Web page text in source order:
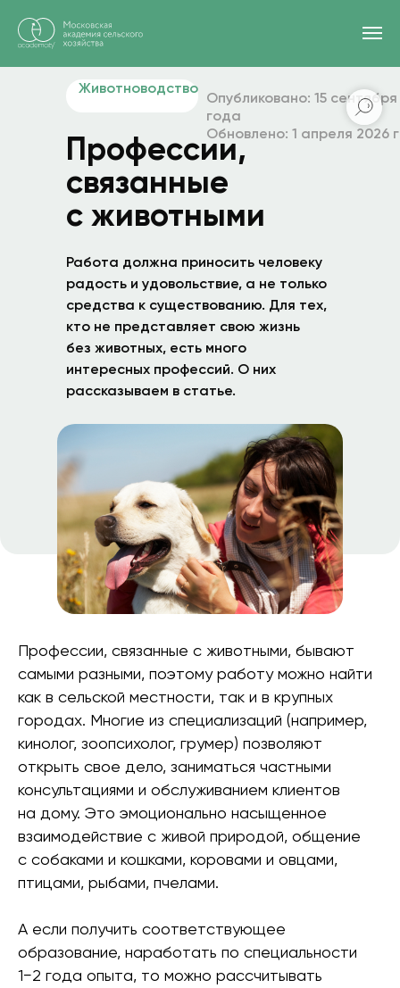
Главная / Блог
Животноводство
Профессии,
связанные
с животными
Работа должна приносить человеку
радость и удовольствие, а не только
средства к существованию. Для тех,
кто не представляет свою жизнь
без животных, есть много
интересных профессий. О них
рассказываем в статье.
Опубликовано: 15
года
Обновлено: 1 апреля 2026
Профессии, связанные с животными, бывают
самыми разными, поэтому работу можно найти
как в сельской местности, так и в крупных
городах. Многие из специализаций (например,
кинолог, зоопсихолог, грумер) позволяют
открыть свое дело, заниматься частными
консультациями и обслуживанием клиентов
на дому. Это эмоционально насыщенное
взаимодействие с живой природой, общение
с собаками и кошками, коровами и овцами,
птицами, рыбами, пчелами.
А если получить соответствующее
образование, наработать по специальности
1−2 года опыта, то можно рассчитывать